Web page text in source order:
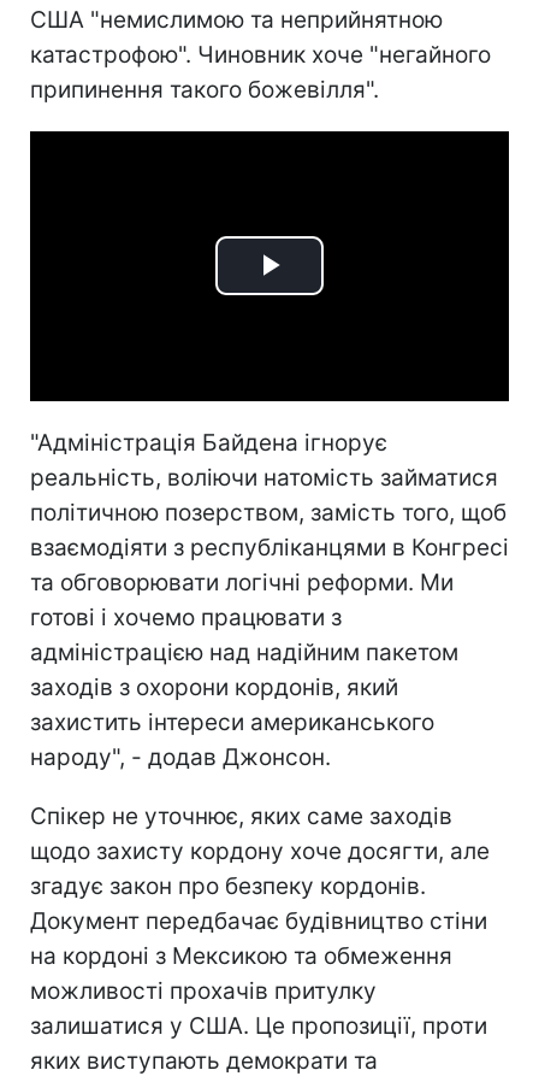
США "немислимою та неприйнятною
катастрофою". Чиновник хоче "негайного
припинення такого божевілля".
Play
"Адміністрація Байдена ігнорує
реальність, воліючи натомість займатися
політичною позерством, замість того, щоб
взаємодіяти з республіканцями в Конгресі
та обговорювати логічні реформи. Ми
готові і хочемо працювати з
адміністрацією над надійним пакетом
заходів з охорони кордонів, який
захистить інтереси американського
народу", - додав Джонсон.
Спікер не уточнює, яких саме заходів
щодо захисту кордону хоче досягти, але
згадує закон про безпеку кордонів.
Документ передбачає будівництво стіни
на кордоні з Мексикою та обмеження
можливості прохачів притулку
залишатися у США. Це пропозиції, проти
яких виступають демократи та